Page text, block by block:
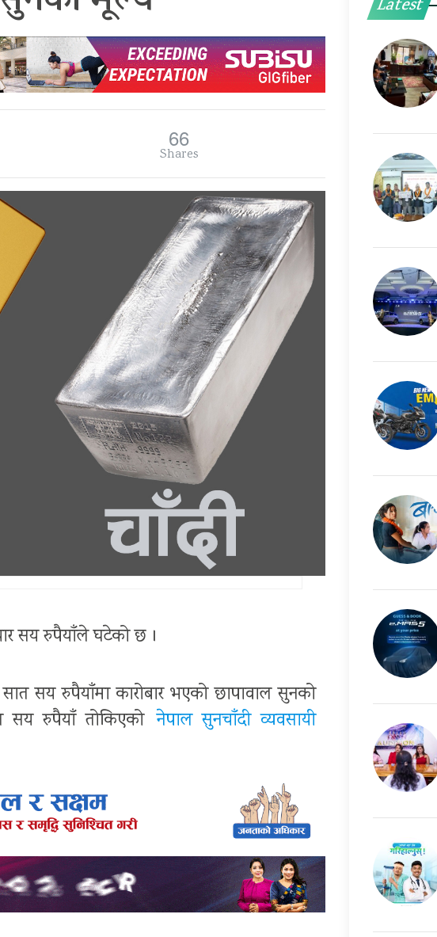
66
Shares
सय रुपैयाँले घटेको छ ।
सात सय रुपैयाँमा कारोबार भएको छापावाल सुनको
सय रुपैयाँ तोकिएको नेपाल सुनचाँदी व्यवसायी
Latest